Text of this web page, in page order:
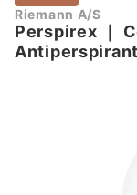
Riemann A/S
Perspirex ｜